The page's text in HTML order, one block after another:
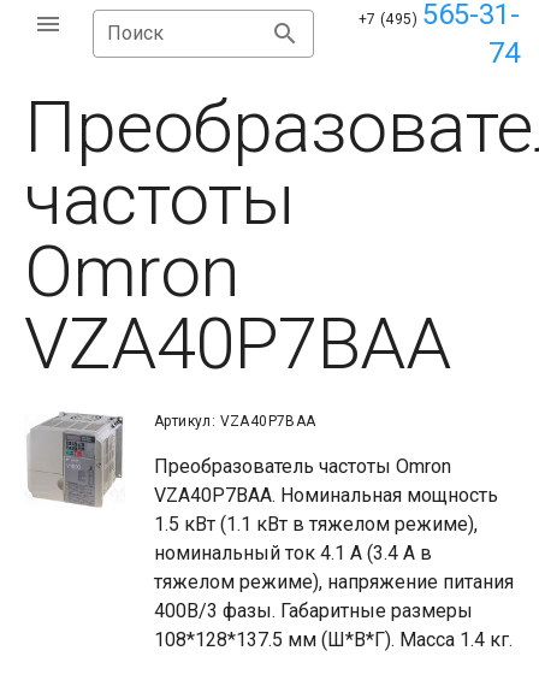
Поиск
+7 (495) 565-31-
74
частоты
Omron
VZA40P7BAA
Артикул: VZA40P7BAA
Преобразователь частоты Omron
VZA40P7BAA. Номинальная мощность
1.5 кВт (1.1 кВт в тяжелом режиме),
номинальный ток 4.1 А (3.4 А в
тяжелом режиме), напряжение питания
400В/3 фазы. Габаритные размеры
108*128*137.5 мм (Ш*В*Г). Масса 1.4 кг.